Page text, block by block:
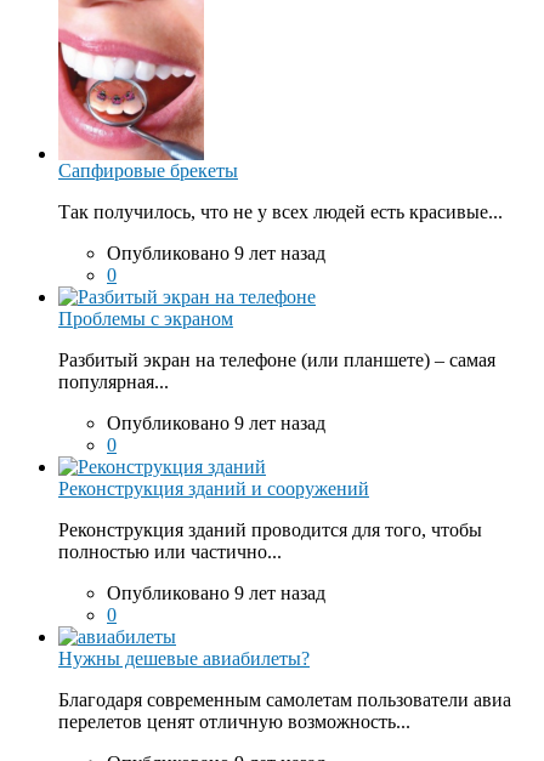
Сапфировые брекеты
Так получилось, что не у всех людей есть красивые...
Опубликовано 9 лет назад
0
Проблемы с экраном
Разбитый экран на телефоне (или планшете) – самая
популярная...
Опубликовано 9 лет назад
0
Реконструкция зданий и сооружений
Реконструкция зданий проводится для того, чтобы
полностью или частично...
Опубликовано 9 лет назад
0
Нужны дешевые авиабилеты?
Благодаря современным самолетам пользователи авиа
перелетов ценят отличную возможность...